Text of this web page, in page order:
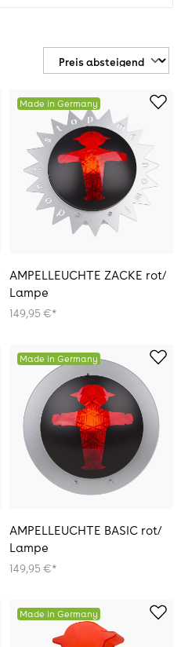
Made in Germany
AMPELLEUCHTE ZACKE rot/
Lampe
149,95 €*
Made in Germany
AMPELLEUCHTE BASIC rot/
Lampe
149,95 €*
Made in Germany